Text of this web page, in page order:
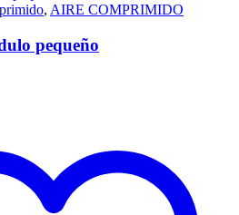
, AIRE COMPRIMIDO
pequeño